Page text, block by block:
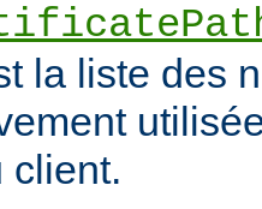
la liste des
client.